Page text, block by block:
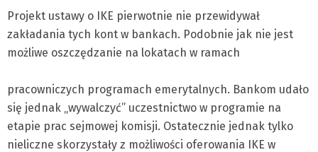
Projekt ustawy o IKE pierwotnie nie przewidywał
zakładania tych kont w bankach. Podobnie jak nie jest
możliwe oszczędzanie na lokatach w ramach
pracowniczych programach emerytalnych. Bankom udało
się jednak „wywalczyć” uczestnictwo w programie na
etapie prac sejmowej komisji. Ostatecznie jednak tylko
nieliczne skorzystały z możliwości oferowania IKE w